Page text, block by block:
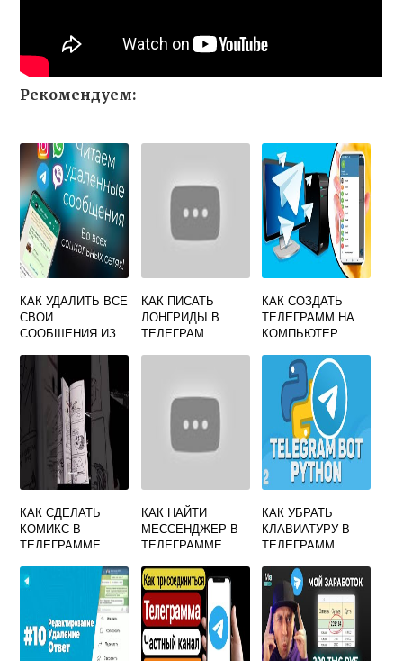
Рекомендуем:
КАК УДАЛИТЬ ВСЕ
СВОИ
СООБЩЕНИЯ ИЗ
ТЕЛЕГРАММ
КАК ПИСАТЬ
ЛОНГРИДЫ В
ТЕЛЕГРАМ
КАК СОЗДАТЬ
ТЕЛЕГРАММ НА
КОМПЬЮТЕР
КАК СДЕЛАТЬ
КОМИКС В
ТЕЛЕГРАММЕ
КАК НАЙТИ
МЕССЕНДЖЕР В
ТЕЛЕГРАММЕ
КАК УБРАТЬ
КЛАВИАТУРУ В
ТЕЛЕГРАММ